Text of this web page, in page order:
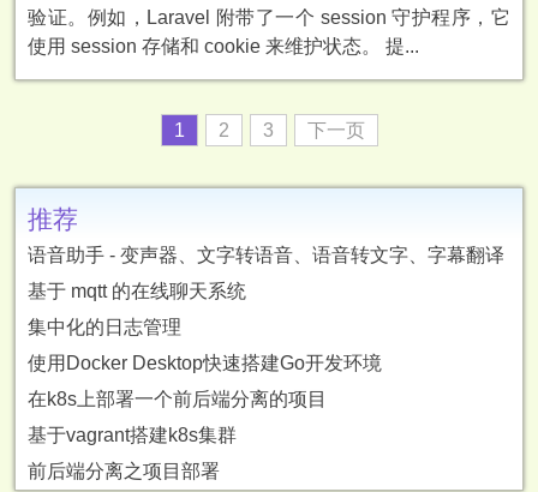
验证。例如，Laravel 附带了一个 session 守护程序，它
使用 session 存储和 cookie 来维护状态。 提...
1 2 3 下一页
推荐
语音助手 - 变声器、文字转语音、语音转文字、字幕翻译
基于 mqtt 的在线聊天系统
集中化的日志管理
使用Docker Desktop快速搭建Go开发环境
在k8s上部署一个前后端分离的项目
基于vagrant搭建k8s集群
前后端分离之项目部署